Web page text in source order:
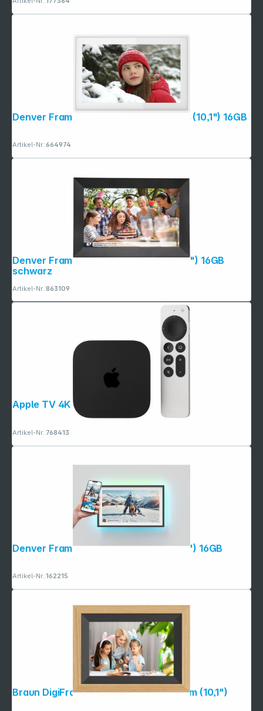
Denver Frameo PFF-1021 weiß 25,4cm (10,1") 16GB
Artikel-Nr.:664974
Denver Frameo PFF-1024 25,4cm (10,1") 16GB
schwarz
Artikel-Nr.:863109
Artikel-Nr.:768413
Denver Frameo PFF-1081 25,4cm (10,1") 16GB
Artikel-Nr.:162215
Braun DigiFrame 10B WiFi buche 25,7cm (10,1")